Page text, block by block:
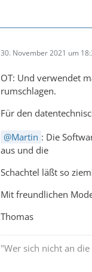
30. November 2021 um
OT: Und verwendet
rumschlagen.
Für den
Martin : Die
aus und die
Schachtel läßt so
Mit freundlichen
Thomas
"Wer sich nicht an